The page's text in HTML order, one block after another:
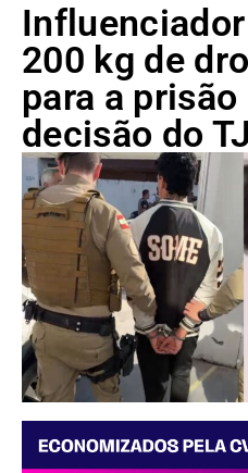
200 kg de
para a prisão
decisão do